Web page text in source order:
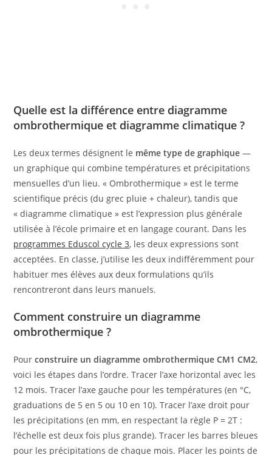
Quelle est la différence entre diagramme
ombrothermique et diagramme climatique ?
Les deux termes désignent le même type de graphique —
un graphique qui combine températures et précipitations
mensuelles d’un lieu. « Ombrothermique » est le terme
scientifique précis (du grec pluie + chaleur), tandis que
« diagramme climatique » est l’expression plus générale
utilisée à l’école primaire et en langage courant. Dans les
programmes Eduscol cycle 3, les deux expressions sont
acceptées. En classe, j’utilise les deux indifféremment pour
habituer mes élèves aux deux formulations qu’ils
rencontreront dans leurs manuels.
Comment construire un diagramme
ombrothermique ?
Pourconstruire un diagramme ombrothermique CM1 CM2,
voici les étapes dans l’ordre. Tracer l’axe horizontal avec les
12 mois. Tracer l’axe gauche pour les températures (en °C,
graduations de 5 en 5 ou 10 en 10). Tracer l’axe droit pour
les précipitations (en mm, en respectant la règle P = 2T :
l’échelle est deux fois plus grande). Tracer les barres bleues
pour les précipitations de chaque mois. Placer les points de